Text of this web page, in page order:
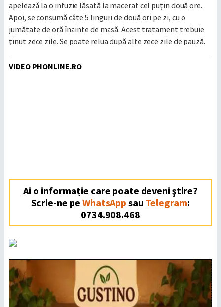
apelează la o infuzie lăsată la macerat cel puțin două ore.
Apoi, se consumă câte 5 linguri de două ori pe zi, cu o
jumătate de oră înainte de masă. Acest tratament trebuie
ținut zece zile. Se poate relua după alte zece zile de pauză.
VIDEO PHONLINE.RO
Ai o informație care poate deveni ştire?
Scrie-ne pe WhatsApp sau Telegram:
0734.908.468